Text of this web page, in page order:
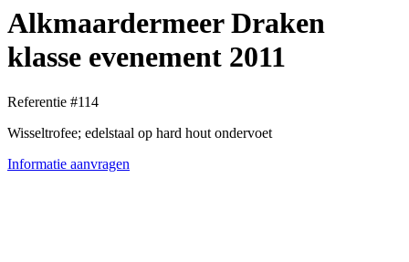
Alkmaardermeer Draken
klasse evenement 2011
Referentie #114
Wisseltrofee; edelstaal op hard hout ondervoet
Informatie aanvragen